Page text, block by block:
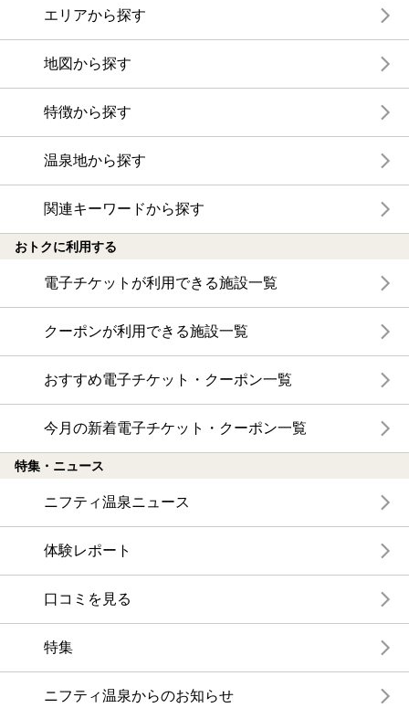
エリアから探す
地図から探す
特徴から探す
温泉地から探す
関連キーワードから探す
おトクに利用する
電子チケットが利用できる施設一覧
クーポンが利用できる施設一覧
おすすめ電子チケット・クーポン一覧
今月の新着電子チケット・クーポン一覧
特集・ニュース
ニフティ温泉ニュース
体験レポート
口コミを見る
特集
ニフティ温泉からのお知らせ